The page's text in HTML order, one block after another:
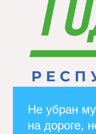
Не убран
на дороге,